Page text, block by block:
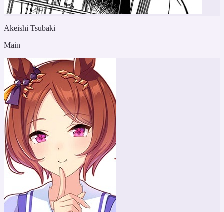
Akeishi Tsubaki
Main